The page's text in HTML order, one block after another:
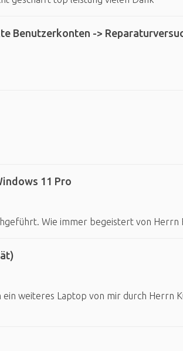
Benutzerkonten ->
11 Pro
Wie immer begeistert von Herrn
weiteres Laptop von mir durch Herrn